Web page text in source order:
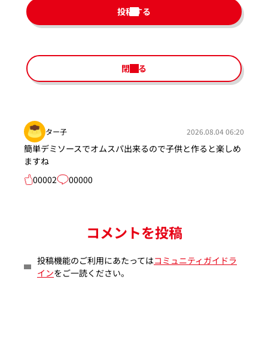
投稿する
閉じる
ター子 2026.08.04 06:20
簡単デミソースでオムスパ出来るので子供と作ると楽しめ
ますね
00002
00000
コメントを投稿
投稿機能のご利用にあたってはコミュニティガイドラ
インをご一読ください。